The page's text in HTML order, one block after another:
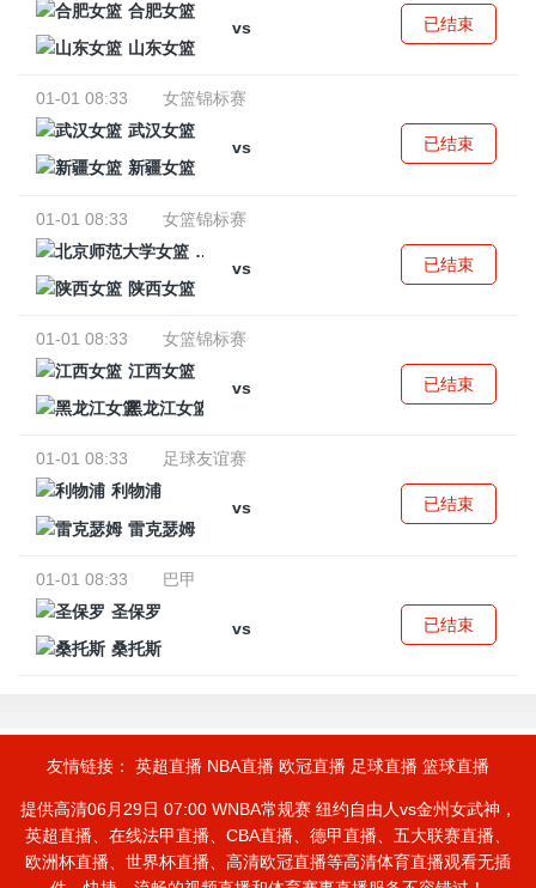
合肥女篮
vs
山东女篮
已结束
01-01 08:33
女篮锦标赛
武汉女篮
vs
新疆女篮
已结束
01-01 08:33
女篮锦标赛
北京师范大学女篮
vs
陕西女篮
已结束
01-01 08:33
女篮锦标赛
江西女篮
vs
黑龙江女篮
已结束
01-01 08:33
足球友谊赛
利物浦
vs
雷克瑟姆
已结束
01-01 08:33
巴甲
圣保罗
vs
桑托斯
已结束
友情链接： 英超直播 NBA直播 欧冠直播 足球直播 篮球直播
提供高清06月29日 07:00 WNBA常规赛 纽约自由人vs金州女武神，
英超直播、在线法甲直播、CBA直播、德甲直播、五大联赛直播、
欧洲杯直播、世界杯直播、高清欧冠直播等高清体育直播观看无插